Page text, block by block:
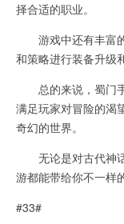
择合适的职业。
游戏中还有丰富的
和策略进行装备升级
总的来说，蜀门手
满足玩家对冒险的渴
奇幻的世界。
无论是对古代神话
游都能带给你不一样
#33#